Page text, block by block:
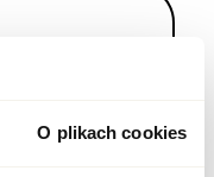
O plikach cookies
na